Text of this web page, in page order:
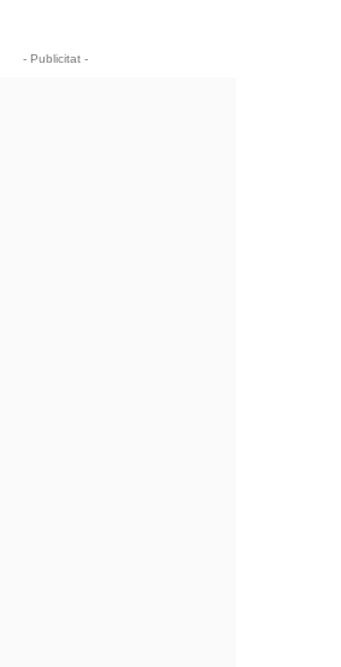
- Publicitat -